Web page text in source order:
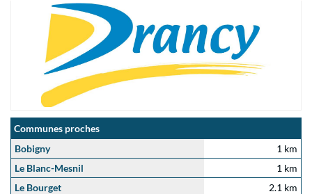
Communes proches
Bobigny
1 km
Le Blanc-Mesnil
1 km
Le Bourget
2.1 km